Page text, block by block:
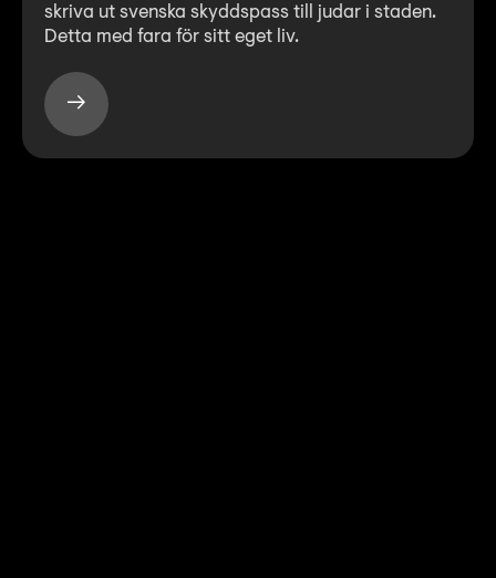
skriva ut svenska skyddspass till judar i staden.
Detta med fara för sitt eget liv.